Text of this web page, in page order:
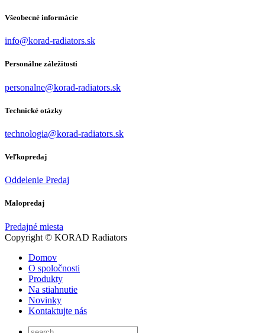
Všeobecné informácie
info@korad-radiators.sk
Personálne záležitosti
personalne@korad-radiators.sk
Technické otázky
technologia@korad-radiators.sk
Veľkopredaj
Oddelenie Predaj
Malopredaj
Predajné miesta
Copyright © KORAD Radiators
Domov
O spoločnosti
Produkty
Na stiahnutie
Novinky
Kontaktujte nás